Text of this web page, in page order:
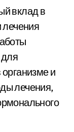
вклад в
лечения
для
и
лечения,